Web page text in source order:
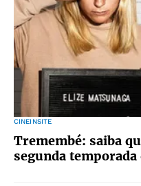
CINEINSITE
Tremembé: saiba
segunda temporada